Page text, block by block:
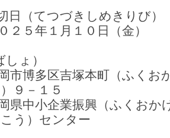
（てつづきしめきりび）
１月１０日（金）
ょ）
区吉塚本町（ふくおか
９－１５
企業振興（ふくおかけ
う）センター